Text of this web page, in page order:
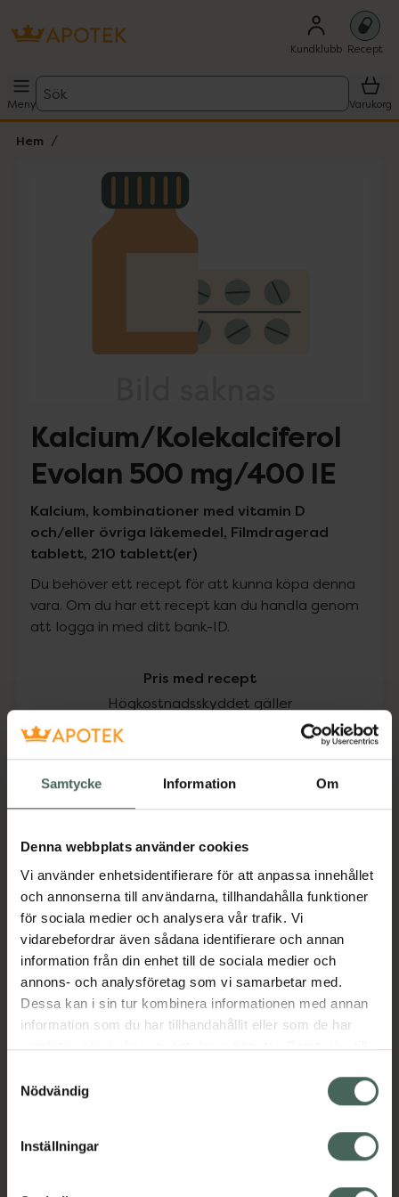
Samtycke Information Om
Denna webbplats använder cookies
Vi använder enhetsidentifierare för att anpassa innehållet
och annonserna till användarna, tillhandahålla funktioner
för sociala medier och analysera vår trafik. Vi
vidarebefordrar även sådana identifierare och annan
information från din enhet till de sociala medier och
annons- och analysföretag som vi samarbetar med.
Dessa kan i sin tur kombinera informationen med annan
information som du har tillhandahållit eller som de har
samlat in när du har använt deras tjänster. Samtycke till
återkalla ditt samtycke via webbplatsens
cookieinställningar. Ett återkallat samtycke påverkar inte
lagligheten av behandling som skett innan återkallelsen.
Nödvändig
Inställningar
Kundklubb Recept
Meny
Sök
Varukorg
Hem
Lista: . Innehåller 1 objekt.
Kalcium/Kolekalciferol
Evolan 500 mg/400 IE
Kalcium, kombinationer med vitamin D
och/eller övriga läkemedel, Filmdragerad
tablett, 210 tablett(er)
Du behöver ett recept för att kunna köpa denna
vara. Om du har ett recept kan du handla genom
att logga in med ditt bank-ID.
Pris med recept
Högkostnadsskyddet gäller
145,94 kr
I apotek:145,94 kr
Aktuella erbjudanden
Beskrivning Dölj
EAN:07350041584650
Kronans Apotek finns här för dig. Du hittar oss från Skåne i